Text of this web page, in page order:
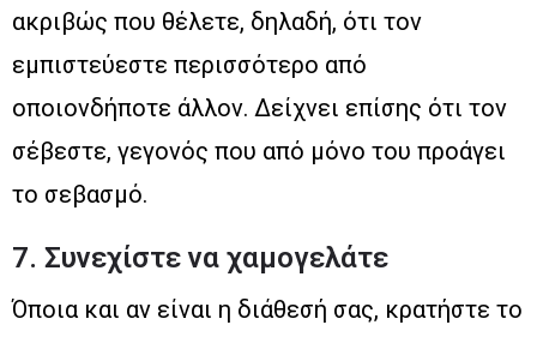
ακριβώς που θέλετε, δηλαδή, ότι τον
εμπιστεύεστε περισσότερο από
οποιονδήποτε άλλον. Δείχνει επίσης ότι τον
σέβεστε, γεγονός που από μόνο του προάγει
το σεβασμό.
7. Συνεχίστε να χαμογελάτε
Όποια και αν είναι η διάθεσή σας, κρατήστε το